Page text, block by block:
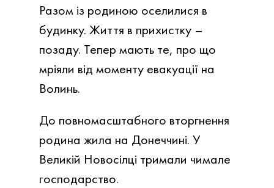
Разом із родиною оселилися в
будинку. Життя в прихистку –
позаду. Тепер мають те, про що
мріяли від моменту евакуації на
Волинь.
До повномасштабного вторгнення
родина жила на Донеччині. У
Великій Новосілці тримали чимале
господарство.